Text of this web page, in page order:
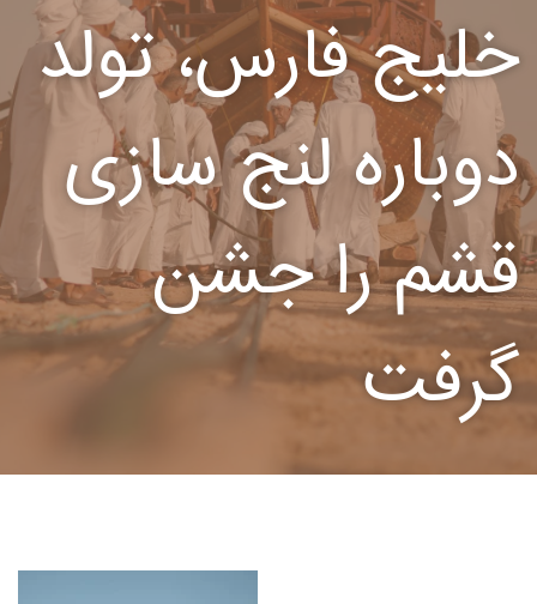
خلیج فارس، تولد
دوباره لنج سازی
قشم را جشن
گرفت